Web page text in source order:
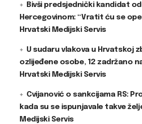
Bivši predsjednički kandidat
Hercegovinom: “Vratit ću se
Hrvatski Medijski Servis
U sudaru vlakova u Hrvatskoj
ozlijeđene osobe, 12 zadržano
Hrvatski Medijski Servis
Cvijanović o sankcijama RS:
kada su se ispunjavale takve
Medijski Servis